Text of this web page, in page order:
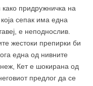
придружничка на
сепак има една
е неподнослив.
жестоки препирки би
една од нивните
Кет е шокирана од
предлог да се